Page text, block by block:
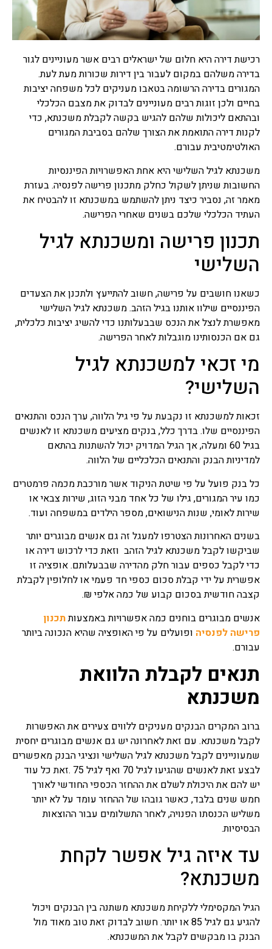
ראשית כל רצוי לפנות ליעוץ
משכנתא, ביעוץ שכזה יינתנו
האופציות הטובות ביותר של
רוב סוגי משכנתאות שקיימות.
ייעוץ משכנתאות
בשנים האחרונות רבים פונים
לייעוץ משכנתאות לפני ביצוע
משכנתא, יועץ משכנתאות
מומחה יאפשר לרוכשים נדל"ן
להתמודד עם שוק המשכנתאות
המשכנתא ליכולות ולייצג
אותם מול נציגי הבנקים.
ביטוח משכנתא
כמו כל ביטוח והיעוד שלו אז
גם למשכנתא יש ביטוח
עניין לבטח ולהבטיח שהחזר
ההלוואה יהיה כסדרה ויופעל
כאשר יגרם נזק למבנה הנכס
ולעתים כאשר אחד מהלווים
נפטר ובעקבות כך יש חשש
משרד לעסק שלכם, לידיעתכם
הסכום שאתם לווים הוא לא
הסכום שבסופו יוחזר לאחר
תקופה מסוימת, משכנתא
מחשבון שכזה מאפשר לכם
הצפויים, כמה בסופו של דבר
יהיה הסכום הכולל בגמר הליך
תשלומי המשכנתא, כל נושא
חישובי ריבית קרן, הצמדות
משכנתא שכזה יכול לחסוך
הרבה סרבול ואי הבנה בנושא
הליך התשלומים.
מחזור משכנתא
נכס מבצעים לקיחת משכנתא
בגובה מסוים מהסיבה בדרך
בעוד אנו גרים בדירה שנרכשה
ויש עליה הלוואה אנו
שינוי במסלולי ההחזר, עצם
הבקשה לשינוי מסלול נקרא
בשם מחזור משכנתא ומטרתו
שיפור תנאי ההחזר הקיימים.
ריבית משכנתא
כאשר אנו עומדים לרכוש נכס
נדל"ן ולקבל משכנתא כנגדו
הבנקים או חברות מימון
אחרות, אנו נקבל מספר הצעות
לזכור שריבית משכנתא
הנמוכה ביותר לא תהיה
האפשרות הטובה ביותר כי לא
בהכרח שריבית משכנתא זו
רכישת דירה היא חלום של ישראלים רבים אשר מעוניינים לגור
בדירה משלהם במקום לעבור בין דירות שכורות מעת לעת.
המגורים בדירה הרשומה בטאבו מעניקים לכל משפחה יציבות
בחיים ולכן זוגות רבים מעוניינים לבדוק את מצבם הכלכלי
ובהתאם ליכולות שלהם להגיש בקשה לקבלת משכנתא, כדי
לקנות דירה התואמת את הצורך שלהם בסביבת המגורים
האולטימטיבית עבורם.
משכנתא לגיל השלישי היא אחת האפשרויות הפיננסיות
החשובות שניתן לשקול כחלק מתכנון פרישה לפנסיה. בעזרת
מאמר זה, נסביר כיצד ניתן להשתמש במשכנתא זו להבטיח את
העתיד הכלכלי שלכם בשנים שאחרי הפרישה.
תכנון פרישה ומשכנתא לגיל
השלישי
כשאנו חושבים על פרישה, חשוב להתייעץ ולתכנן את הצעדים
הפיננסיים שילוו אותנו בגיל הזהב. משכנתא לגיל השלישי
מאפשרת לנצל את הנכס שבבעלותנו כדי להשיג יציבות כלכלית,
גם אם הכנסותינו מוגבלות לאחר הפרישה.
מי זכאי למשכנתא לגיל
השלישי?
זכאות למשכנתא זו נקבעת על פי גיל הלווה, ערך הנכס והתנאים
הפיננסיים שלו. בדרך כלל, בנקים מציעים משכנתא זו לאנשים
בגיל 60 ומעלה, אך הגיל המדויק יכול להשתנות בהתאם
למדיניות הבנק והתנאים הכלכליים של הלווה.
כל בנק פועל על פי שיטת הניקוד אשר מורכבת מכמה פרמטרים
כמו עיר המגורים, גילו של כל אחד מבני הזוג, שירות צבאי או
שירות לאומי, שנות הנישואים, מספר הילדים במשפחה ועוד.
בשנים האחרונות הצטרפו למעגל זה גם אנשים מבוגרים יותר
שביקשו לקבל משכנתא לגיל הזהב וזאת כדי לרכוש דירה או
כדי לקבל כספים עבור חלק מהדירה שבבעלותם. אופציה זו
אפשרית על ידי קבלת סכום כספי חד פעמי או לחלופין לקבלת
קצבה חודשית בסכום קבוע של כמה אלפי ₪.
אנשים מבוגרים בוחנים כמה אפשרויות באמצעותתכנון
פרישה לפנסיה ופועלים על פי האופציה שהיא הנכונה ביותר
עבורם.
תנאים לקבלת הלוואת
משכנתא
ברוב המקרים הבנקים מעניקים ללווים צעירים את האפשרות
לקבל משכנתא. עם זאת לאחרונה יש גם אנשים מבוגרים יחסית
שמעוניינים לקבל משכנתא לגיל השלישי ונציגי הבנק מאפשרים
לבצע זאת לאנשים שהגיעו לגיל 70 ואף לגיל 75 .זאת כל עוד
יש להם את היכולת לשלם את ההחזר הכספי החודשי לאורך
חמש שנים בלבד, כאשר גובהו של ההחזר עומד על לא יותר
משליש הכנסתו הפנויה, לאחר התשלומים עבור ההוצאות
הבסיסיות.
עד איזה גיל אפשר לקחת
משכנתא?
הגיל המקסימלי ללקיחת משכנתא משתנה בין הבנקים ויכול
להגיע גם לגיל 85 או יותר. חשוב לבדוק זאת טוב מאוד מול
הבנק בו מבקשים לקבל את המשכנתא.